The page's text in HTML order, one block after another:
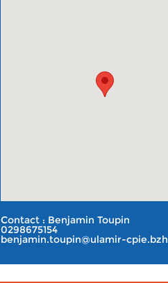
Contact : Benjamin Toupin
0298675154
benjamin.toupin@ulamir-cpie.bzh